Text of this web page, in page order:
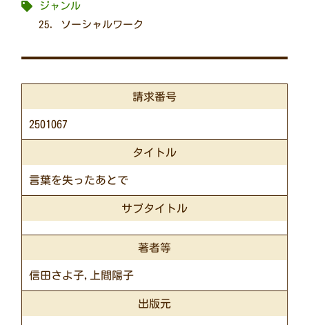
ジャンル
25. ソーシャルワーク
請求番号
2501067
タイトル
言葉を失ったあとで
サブタイトル
著者等
信田さよ子,上間陽子
出版元